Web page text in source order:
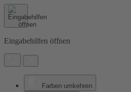
Eingabehilfen öffnen
Farben umkehren